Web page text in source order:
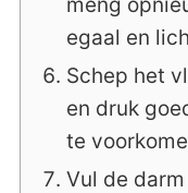
egaal en
Schep het
en druk
te
Vul de